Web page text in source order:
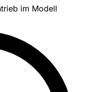
im Modell